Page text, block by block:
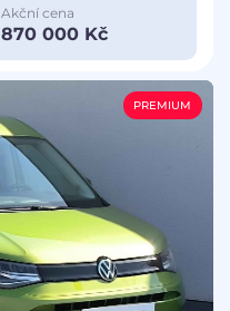
Akční cena
870 000 Kč
PREMIUM